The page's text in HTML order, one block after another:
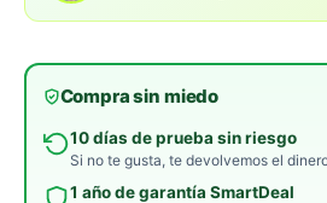
Compra sin miedo
10 días de prueba sin riesgo
Si no te gusta, te devolvemos el
1 año de garantía SmartDeal